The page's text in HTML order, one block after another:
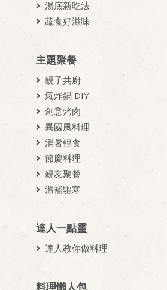
湯底新吃法
蔬食好滋味
主題聚餐
親子共廚
氣炸鍋 DIY
創意烤肉
異國風料理
消暑輕食
節慶料理
親友聚餐
溫補驅寒
達人一點靈
達人教你做料理
料理懶人包